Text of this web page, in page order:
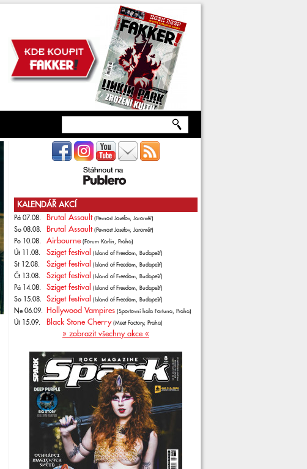
KALENDÁŘ AKCÍ
Pá 07.08. Brutal Assault (Pevnost Josefov, Jaroměř)
So 08.08. Brutal Assault (Pevnost Josefov, Jaroměř)
Po 10.08. Airbourne (Forum Karlín, Praha)
Út 11.08. Sziget festival (Island of Freedom, Budapešť)
St 12.08. Sziget festival (Island of Freedom, Budapešť)
Čt 13.08. Sziget festival (Island of Freedom, Budapešť)
Pá 14.08. Sziget festival (Island of Freedom, Budapešť)
So 15.08. Sziget festival (Island of Freedom, Budapešť)
Ne 06.09. Hollywood Vampires (Sportovní hala Fortuna, Praha)
Út 15.09. Black Stone Cherry (Meet Factory, Praha)
» zobrazit všechny akce «